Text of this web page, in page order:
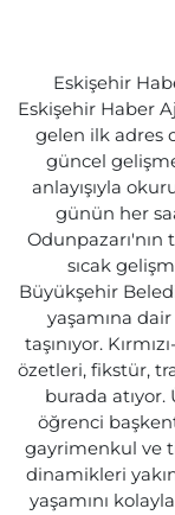
Eskişehir
Eskişehir Haber
gelen ilk adres
güncel
anlayışıyla
günün her
Odunpazarı'nın
sıcak
Büyükşehir
yaşamına
taşınıyor.
özetleri, fikstür,
burada
öğrenci
gayrimenkul ve
dinamikleri
yaşamını